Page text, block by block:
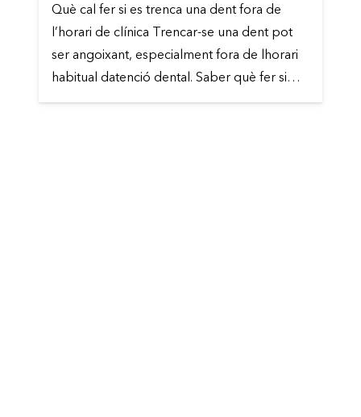
Què cal fer si es trenca una dent fora de
l’horari de clínica Trencar-se una dent pot
ser angoixant, especialment fora de lhorari
habitual datenció dental. Saber què fer si…